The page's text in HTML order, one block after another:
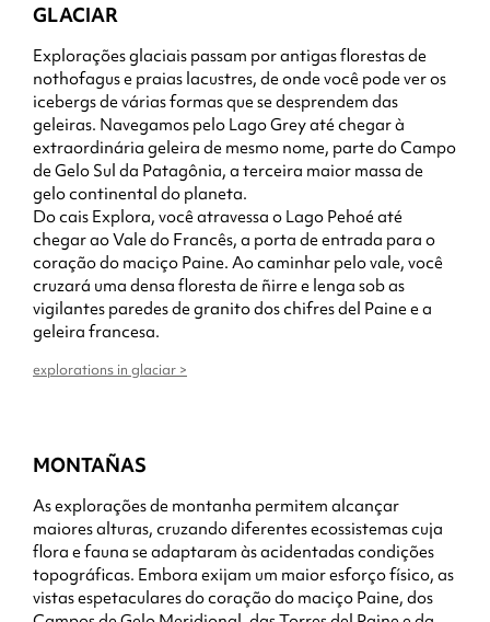
GLACIAR
Explorações glaciais passam por antigas florestas de
nothofagus e praias lacustres, de onde você pode ver os
icebergs de várias formas que se desprendem das
geleiras. Navegamos pelo Lago Grey até chegar à
extraordinária geleira de mesmo nome, parte do Campo
de Gelo Sul da Patagônia, a terceira maior massa de
gelo continental do planeta.
Do cais Explora, você atravessa o Lago Pehoé até
chegar ao Vale do Francês, a porta de entrada para o
coração do maciço Paine. Ao caminhar pelo vale, você
cruzará uma densa floresta de ñirre e lenga sob as
vigilantes paredes de granito dos chifres del Paine e a
geleira francesa.
explorations in glaciar >
MONTAÑAS
As explorações de montanha permitem alcançar
maiores alturas, cruzando diferentes ecossistemas cuja
flora e fauna se adaptaram às acidentadas condições
topográficas. Embora exijam um maior esforço físico, as
vistas espetaculares do coração do maciço Paine, dos